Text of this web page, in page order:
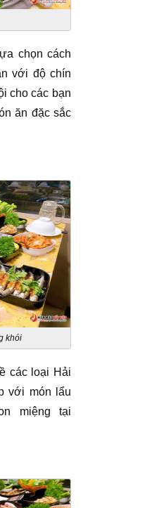
chọn cách
với độ chín
cho các bạn
ăn đặc sắc
khói
các loại Hải
với món lẩu
miệng tại